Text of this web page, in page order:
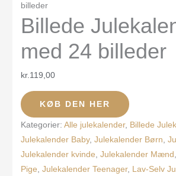
billeder
Billede
med 24 billeder
kr. 119,00
KØB DEN HER
Kategorier: Alle julekalender, Billede
Julekalender Baby, Julekalender Børn
Julekalender kvinde Julekalender Mænd
Pige Julekalender Teenager, Lav-Selv